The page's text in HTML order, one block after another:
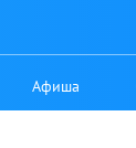
Афиша